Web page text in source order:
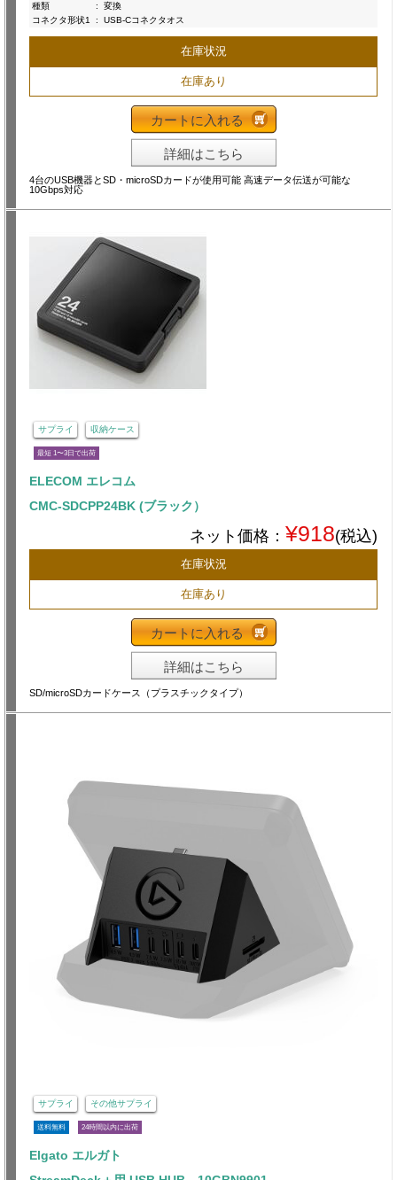
種類
:
変換
コネクタ形状1
: USB-Cコネクタオス
在庫状況
在庫あり
カートに入れる
詳細はこちら
4台のUSB機器とSD・microSDカードが使用可能 高速データ伝送が可能な
10Gbps対応
サプライ 収納ケース
最短 1〜3日で出荷
ELECOM エレコム
CMC-SDCPP24BK (ブラック）
ネット価格： ¥918(税込)
在庫状況
在庫あり
カートに入れる
詳細はこちら
SD/microSDカードケース（プラスチックタイプ）
サプライ その他サプライ
送料無料 24時間以内に出荷
Elgato エルガト